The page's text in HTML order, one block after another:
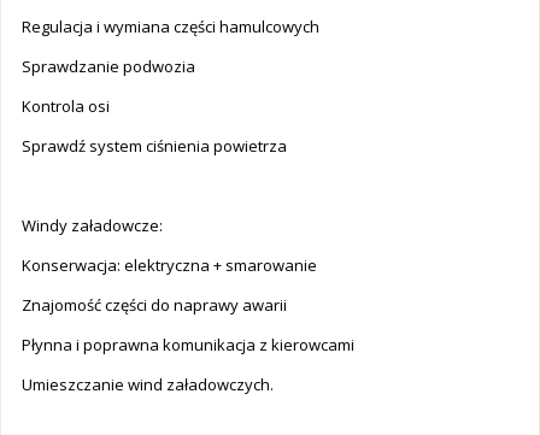
Regulacja i wymiana części hamulcowych
Sprawdzanie podwozia
Kontrola osi
Sprawdź system ciśnienia powietrza
Windy załadowcze:
Konserwacja: elektryczna + smarowanie
Znajomość części do naprawy awarii
Płynna i poprawna komunikacja z kierowcami
Umieszczanie wind załadowczych.